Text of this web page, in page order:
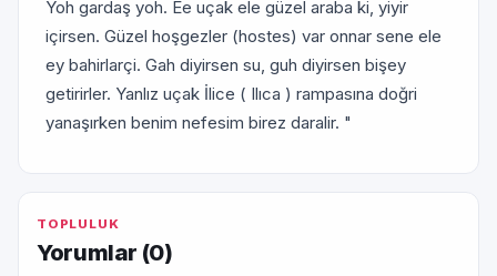
Yoh gardaş yoh. Ee uçak ele güzel araba ki, yiyir
içirsen. Güzel hoşgezler (hostes) var onnar sene ele
ey bahirlarçi. Gah diyirsen su, guh diyirsen bişey
getirirler. Yanlız uçak İlice ( Ilıca ) rampasına doğri
yanaşırken benim nefesim birez daralir. "
TOPLULUK
Yorumlar (0)